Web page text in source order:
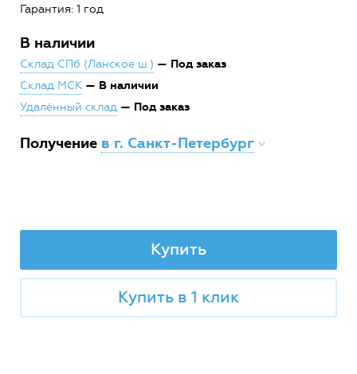
Гарантия: 1 год
В наличии
Склад СПб (Ланское ш.) — Под заказ
Склад МСК — В наличии
Удалённый склад — Под заказ
Получение в г. Санкт-Петербург
Купить
Купить в 1 клик